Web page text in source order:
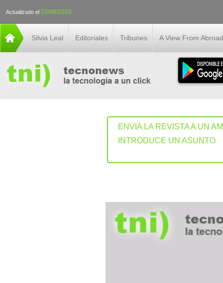
Actualizado el 03/08/2026
Silvia Leal Editoriales Tribunes A View From Abroad
ENVIA LA REVISTA A UN
INTRODUCE UN ASUNTO